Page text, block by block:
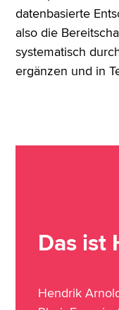
datenbasierte
also die
systematisch
ergänzen und in
Das ist
Hendrik